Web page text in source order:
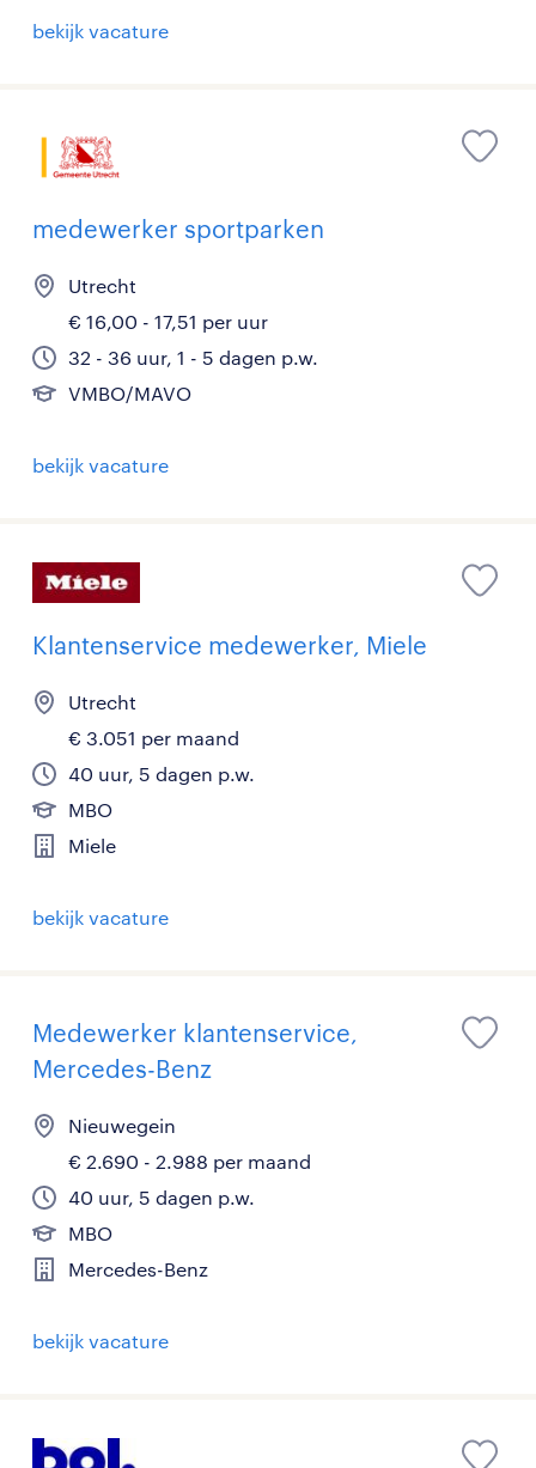
bekijk vacature
medewerker sportparken
Utrecht
€ 16,00 - 17,51 per uur
32 - 36 uur, 1 - 5 dagen p.w.
VMBO/MAVO
bekijk vacature
Klantenservice medewerker, Miele
Utrecht
€ 3.051 per maand
40 uur, 5 dagen p.w.
MBO
Miele
bekijk vacature
Medewerker klantenservice,
Mercedes-Benz
Nieuwegein
€ 2.690 - 2.988 per maand
40 uur, 5 dagen p.w.
MBO
Mercedes-Benz
bekijk vacature